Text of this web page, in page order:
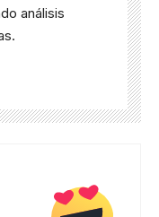
análisis